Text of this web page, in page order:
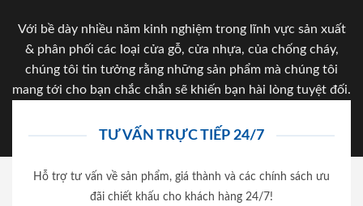
Với bề dày nhiều năm kinh nghiệm trong lĩnh vực sản xuất
& phân phối các loại cửa gỗ, cửa nhựa, của chống cháy,
chúng tôi tin tưởng rằng những sản phẩm mà chúng tôi
mang tới cho bạn chắc chắn sẽ khiến bạn hài lòng tuyệt đối.
TƯ VẤN TRỰC TIẾP 24/7
Hỗ trợ tư vấn về sản phẩm, giá thành và các chính sách ưu
đãi chiết khấu cho khách hàng 24/7!